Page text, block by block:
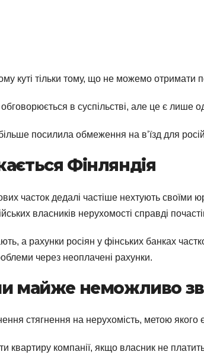
куті тільки тому, що не можемо отримати
в суспільстві, але це є лише
посилила обмеження на в’їзд для
Фінляндія
часток дедалі частіше нехтують
власників нерухомості справді
а рахунки росіян у фінських банках
через неоплачені рахунки.
майже неможливо
стягнення на нерухомість, метою якого
квартиру компанії, якщо власник не